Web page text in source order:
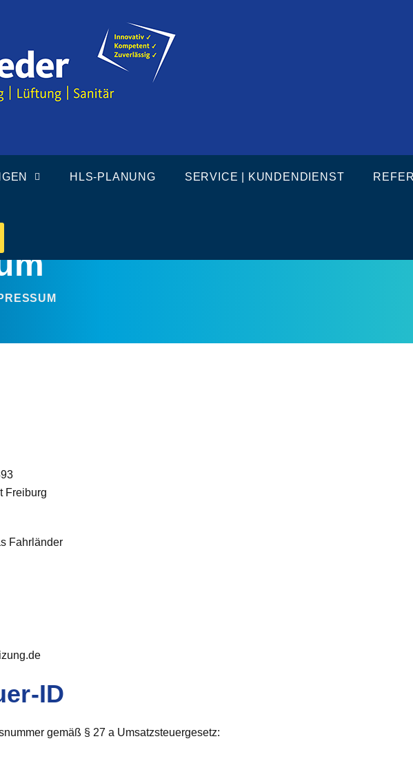
HLS-PLANUNG SERVICE | KUNDENDIENST
Freiburg
Fahrländer
ID
gemäß § 27 a Umsatzsteuergesetz: